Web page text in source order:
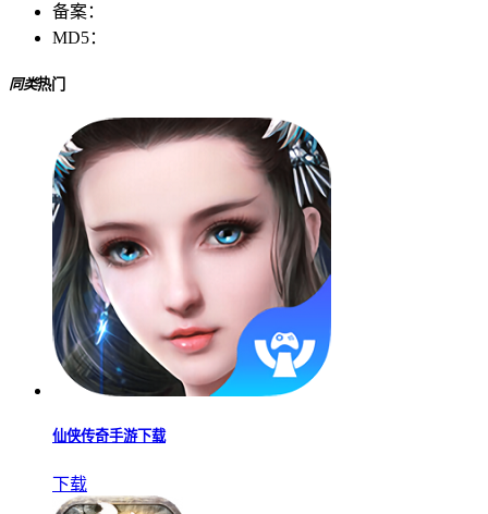
备案：
MD5：
同类热门
仙侠传奇手游下载
下载